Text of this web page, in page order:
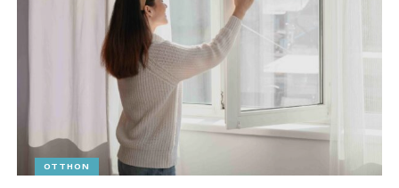
OTTHON